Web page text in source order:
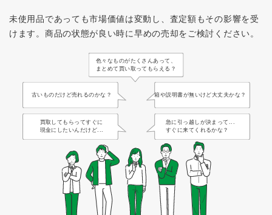
未使用品であっても市場価値は変動し、査定額もその影響を受
けます。 商品の状態が良い時に早めの売却をご検討ください。
色々なものがたくさんあって、
まとめて買い取ってもらえる？
古いものだけど売れるのかな？ 箱や説明書が無いけど大丈夫かな？
買取してもらってすぐに
現金にしたいんだけど...
急に引っ越しが決まって...
すぐに来てくれるかな？